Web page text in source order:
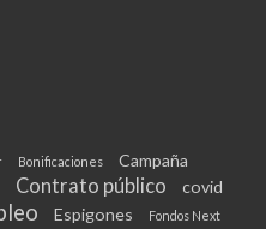
Bonificaciones Campaña
Contrato público covid
Espigones
Fondos Next